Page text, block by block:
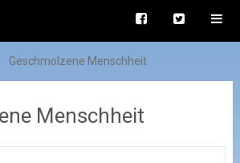
Geschmolzene Menschheit
Menschheit